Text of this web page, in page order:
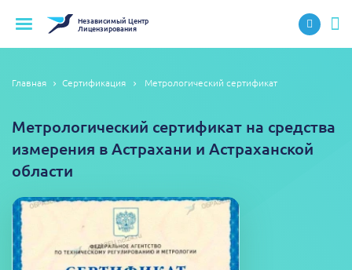
НезависимыйЦентр
Лицензирования
Главная Сертификация Метрологический сертификат
Метрологический сертификат на средства
измерения в Астрахани и Астраханской
области